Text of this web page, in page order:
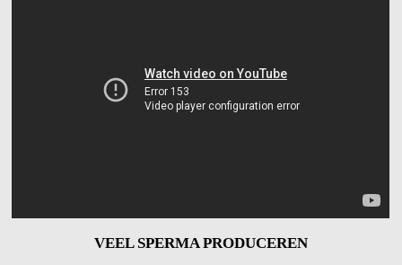
VEEL SPERMA PRODUCEREN